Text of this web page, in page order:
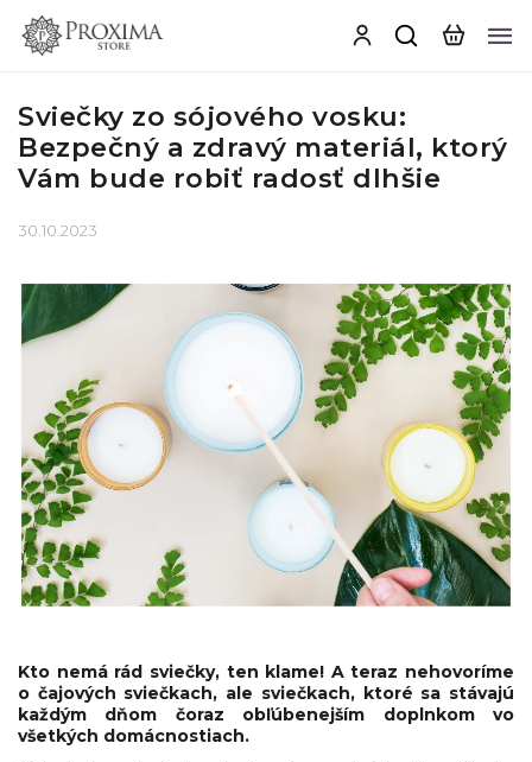
Sviečky zo sójového vosku:
Bezpečný a zdravý materiál, ktorý
Vám bude robiť radosť dlhšie
30.10.2023
Kto nemá rád sviečky, ten klame! A teraz nehovoríme
o čajových sviečkach, ale sviečkach, ktoré sa stávajú
každým dňom čoraz obľúbenejším doplnkom vo
všetkých domácnostiach.